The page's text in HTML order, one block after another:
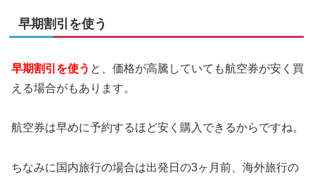
早期割引を使う
早期割引を使う と、価格が高騰していても航空券が安く買
える場合がもあります。
航空券は早めに予約するほど安く購入できるからですね。
ちなみに国内旅行の場合は出発日の3ヶ月前、海外旅行の